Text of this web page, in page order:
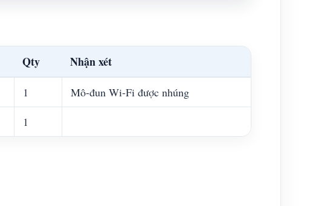
Qty Nhận xét
1 Mô-đun Wi-Fi được nhúng
1